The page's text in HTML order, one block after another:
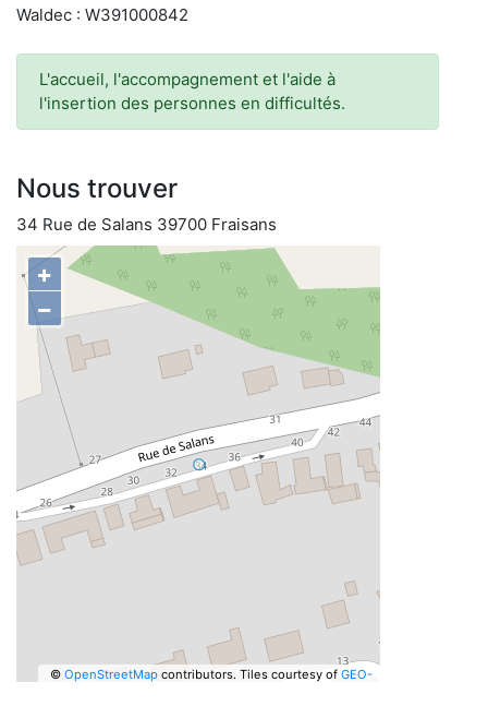
Waldec : W391000842
L'accueil, l'accompagnement et l'aide à
l'insertion des personnes en difficultés.
Nous trouver
34 Rue de Salans 39700 Fraisans
+
−
© OpenStreetMapcontributors. Tiles courtesy of GEO-